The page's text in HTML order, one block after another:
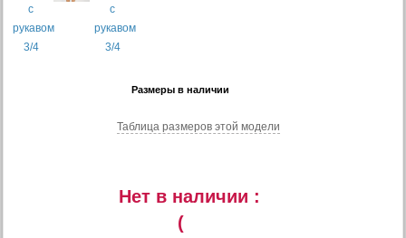
Размеры в наличии
Таблица размеров этой модели
Нет в наличии :
(